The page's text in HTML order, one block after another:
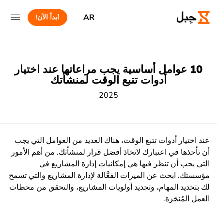
AR ابدأ الآن!
10 عوامل أساسية يجب مراعاتها عند اختيار
أدوات تتبع الوقت لمنشأتك
2025
عند اختيار أدوات تتبع الوقت، هناك العديد من العوامل التي يجب
أن تأخذها في اعتبارك لاتخاذ أفضل قرار لمنشأتك. من أهم الأمور
التي يجب أن تنظر فيها هي إمكانيات إدارة المشاريع في
مؤسستك. ابحث عن الميزات الفعَّالة لإدارة المشاريع والتي تسمح
لك بتحديد المهام، وتحديد أولويات المشاريع، والتحقق من محطات
العمل المُنجَزة.